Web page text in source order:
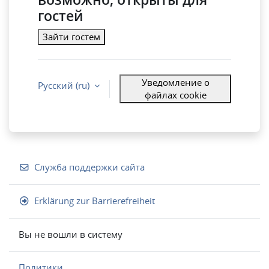
гостей
Зайти гостем
Русский ‎(ru)‎
Уведомление о
файлах cookie
Служба поддержки сайта
Erklärung zur Barrierefreiheit
Вы не вошли в систему